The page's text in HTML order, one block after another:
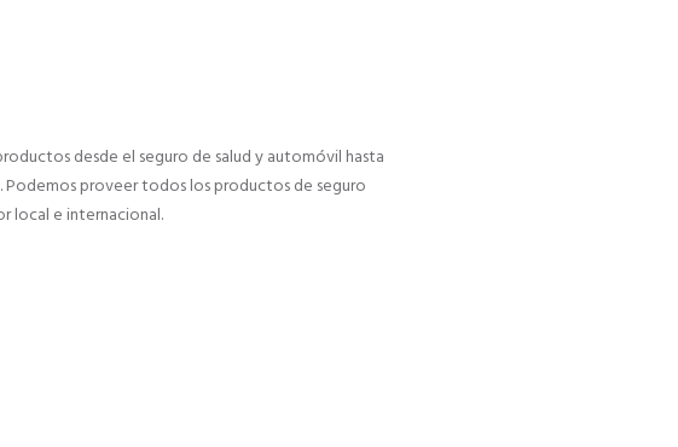
desde el seguro de salud y automóvil hasta
Podemos proveer todos los productos de seguro
local e internacional.